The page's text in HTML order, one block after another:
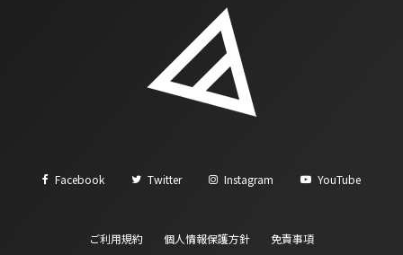
Facebook Twitter Instagram YouTube
ご利用規約 個人情報保護方針 免責事項